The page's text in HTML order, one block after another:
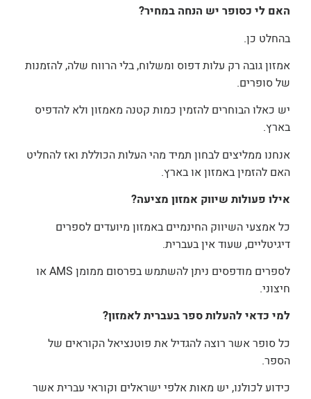
האם לי כסופר יש הנחה במחיר?
בהחלט כן.
אמזון גובה רק עלות דפוס ומשלוח, בלי הרווח שלה, להזמנות
של סופרים.
יש כאלו הבוחרים להזמין כמות קטנה מאמזון ולא להדפיס
בארץ.
אנחנו ממליצים לבחון תמיד מהי העלות הכוללת ואז להחליט
האם להזמין באמזון או בארץ.
אילו פעולות שיווק אמזון מציעה?
כל אמצעי השיווק החינמיים באמזון מיועדים לספרים
דיגיטליים, שעוד אין בעברית.
לספרים מודפסים ניתן להשתמש בפרסום ממומן AMS או
חיצוני.
למי כדאי להעלות ספר בעברית לאמזון?
כל סופר אשר רוצה להגדיל את פוטנציאל הקוראים של
הספר.
כידוע לכולנו, יש מאות אלפי ישראלים וקוראי עברית אשר